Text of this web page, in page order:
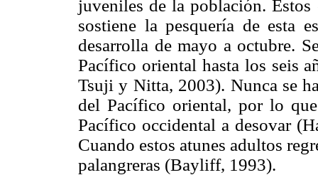
juveniles de la población.
sostiene la pesquería de esta
desarrolla de mayo a octubre.
Pacífico oriental hasta los seis
Tsuji y Nitta, 2003). Nunca se
del Pacífico oriental, por lo
Pacífico occidental a desovar
Cuando estos atunes adultos
palangreras (Bayliff, 1993).